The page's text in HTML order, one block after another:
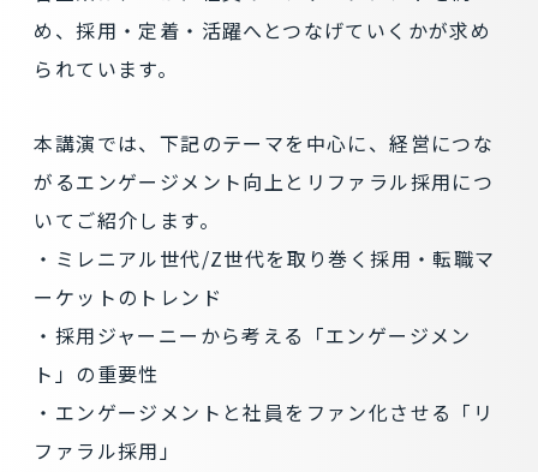
め、採用・定着・活躍へとつなげていくかが求め
られています。
本講演では、下記のテーマを中心に、経営につな
がるエンゲージメント向上とリファラル採用につ
いてご紹介します。
・ミレニアル世代/Z世代を取り巻く採用・転職マ
ーケットのトレンド
・採用ジャーニーから考える「エンゲージメン
ト」の重要性
・エンゲージメントと社員をファン化させる「リ
ファラル採用」